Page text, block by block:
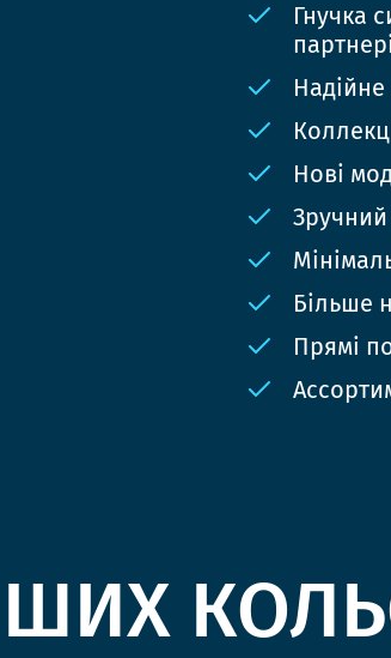
Гнучка
Нові
Зручний
Більше
Прямі